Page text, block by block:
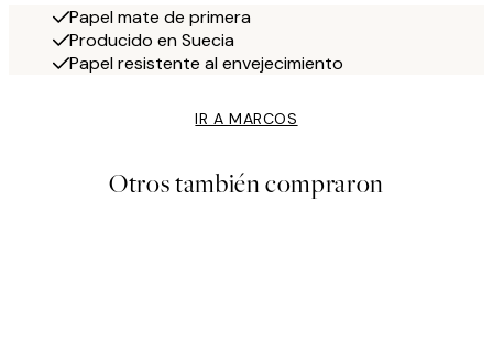
Papel mate de primera
Producido en Suecia
Papel resistente al envejecimiento
IR A MARCOS
Otros también compraron